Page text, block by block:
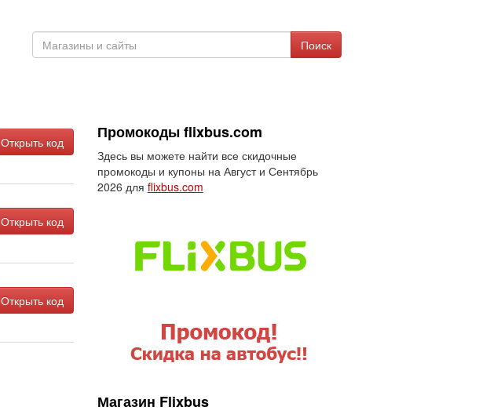
Поиск
Открыть код
Открыть код
Открыть код
Промокоды flixbus.com
Здесь вы можете найти все скидочные
промокоды и купоны на Август и Сентябрь
2026 для flixbus.com
Магазин Flixbus